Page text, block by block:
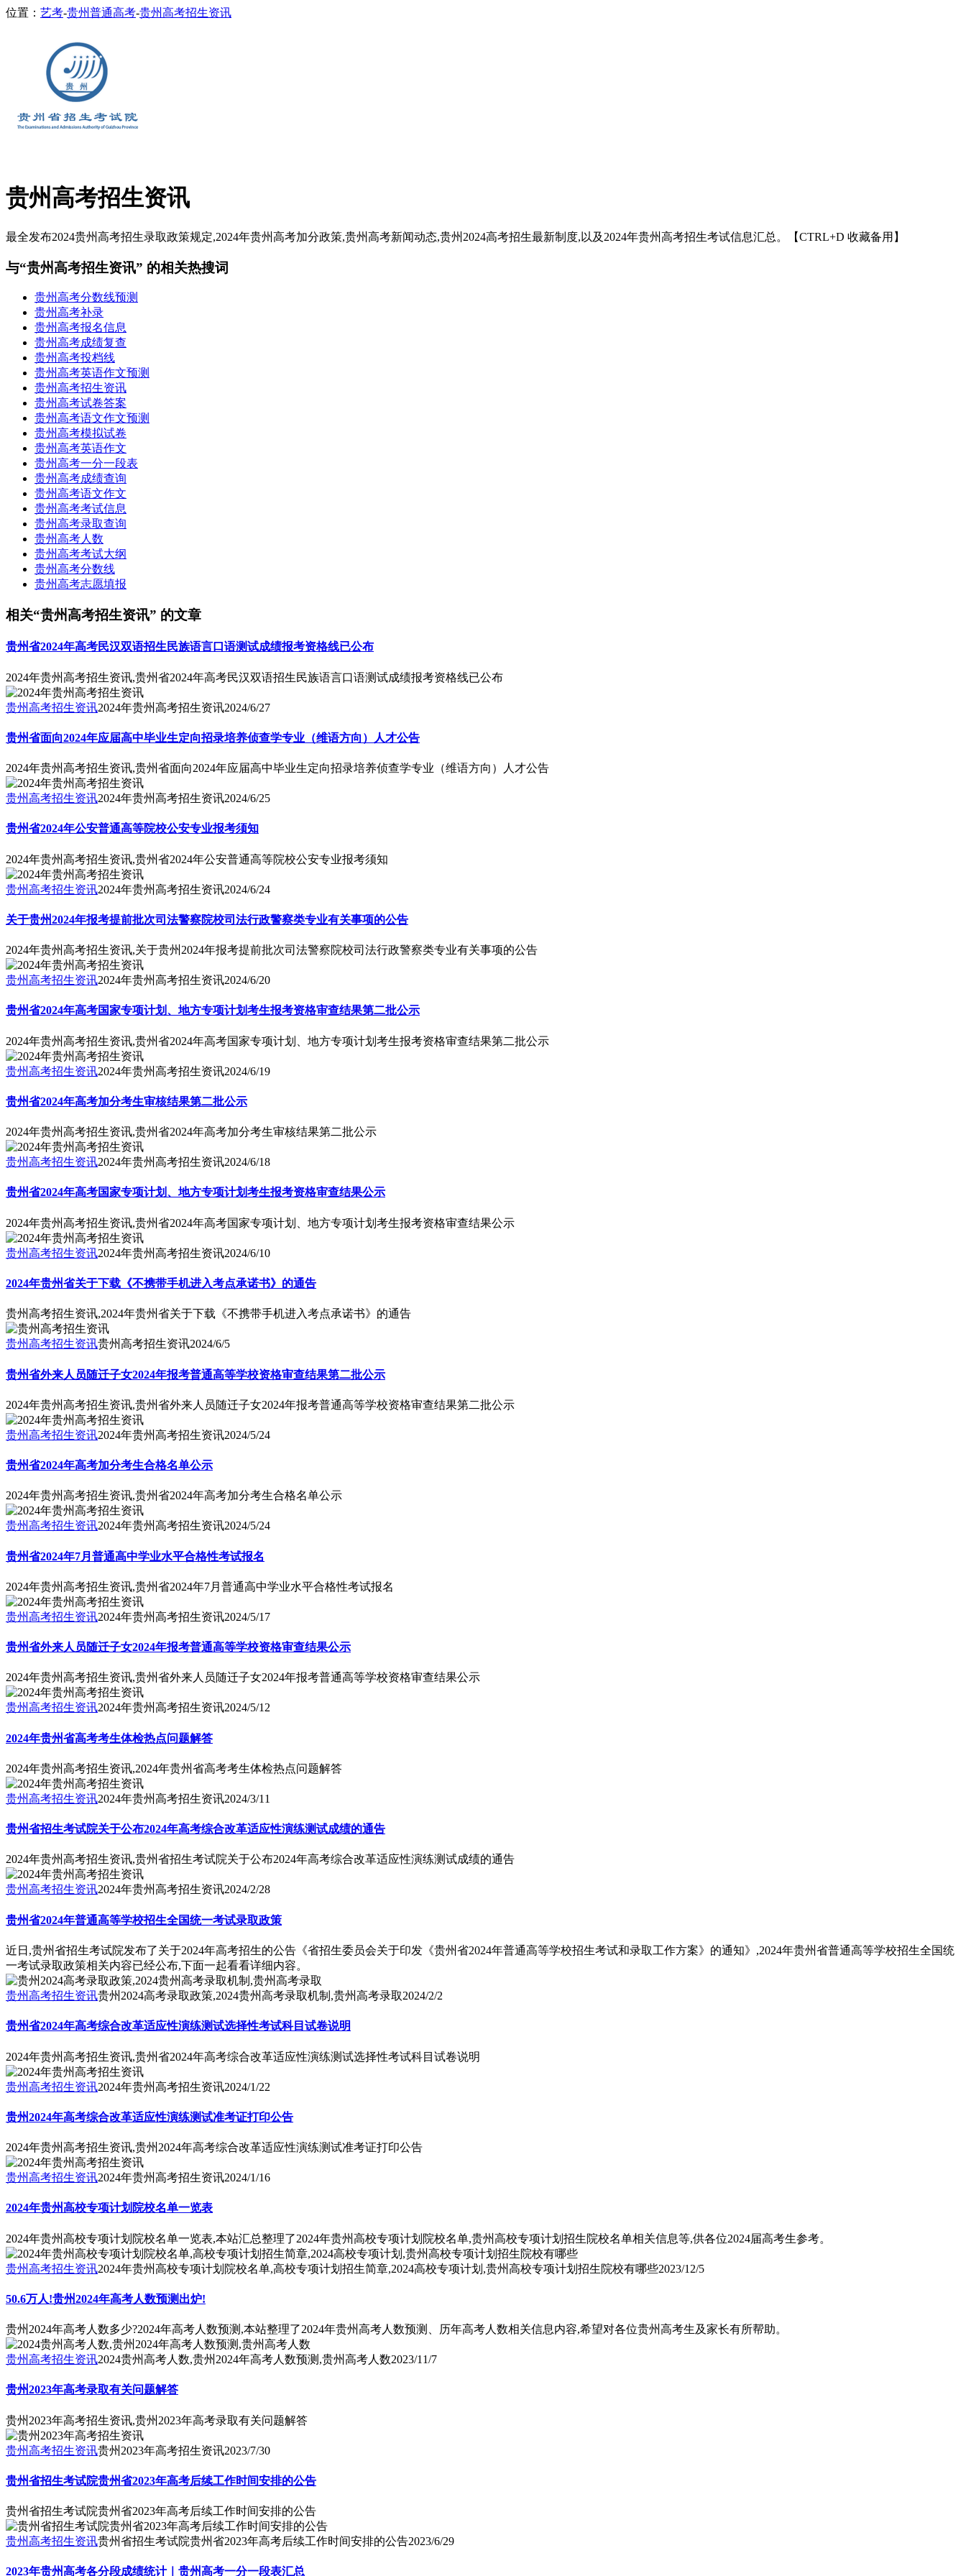
位置： 艺考-贵州普通高考-贵州高考招生资讯
贵州高考招生资讯
最全发布2024贵州高考招生录取政策规定,2024年贵州高考加分政策,贵州高考新闻动态,贵州2024高考招生最新制度,以及2024年贵州高考招生考试信息汇总。【CTRL+D 收藏备用】
与“贵州高考招生资讯” 的相关热搜词
贵州高考分数线预测
贵州高考补录
贵州高考报名信息
贵州高考成绩复查
贵州高考投档线
贵州高考英语作文预测
贵州高考招生资讯
贵州高考试卷答案
贵州高考语文作文预测
贵州高考模拟试卷
贵州高考英语作文
贵州高考一分一段表
贵州高考成绩查询
贵州高考语文作文
贵州高考考试信息
贵州高考录取查询
贵州高考人数
贵州高考考试大纲
贵州高考分数线
贵州高考志愿填报
相关“贵州高考招生资讯” 的文章
贵州省2024年高考民汉双语招生民族语言口语测试成绩报考资格线已公布
2024年贵州高考招生资讯,贵州省2024年高考民汉双语招生民族语言口语测试成绩报考资格线已公布
贵州高考招生资讯2024年贵州高考招生资讯2024/6/27
贵州省面向2024年应届高中毕业生定向招录培养侦查学专业（维语方向）人才公告
2024年贵州高考招生资讯,贵州省面向2024年应届高中毕业生定向招录培养侦查学专业（维语方向）人才公告
贵州高考招生资讯2024年贵州高考招生资讯2024/6/25
贵州省2024年公安普通高等院校公安专业报考须知
2024年贵州高考招生资讯,贵州省2024年公安普通高等院校公安专业报考须知
贵州高考招生资讯2024年贵州高考招生资讯2024/6/24
关于贵州2024年报考提前批次司法警察院校司法行政警察类专业有关事项的公告
2024年贵州高考招生资讯,关于贵州2024年报考提前批次司法警察院校司法行政警察类专业有关事项的公告
贵州高考招生资讯2024年贵州高考招生资讯2024/6/20
贵州省2024年高考国家专项计划、地方专项计划考生报考资格审查结果第二批公示
2024年贵州高考招生资讯,贵州省2024年高考国家专项计划、地方专项计划考生报考资格审查结果第二批公示
贵州高考招生资讯2024年贵州高考招生资讯2024/6/19
贵州省2024年高考加分考生审核结果第二批公示
2024年贵州高考招生资讯,贵州省2024年高考加分考生审核结果第二批公示
贵州高考招生资讯2024年贵州高考招生资讯2024/6/18
贵州省2024年高考国家专项计划、地方专项计划考生报考资格审查结果公示
2024年贵州高考招生资讯,贵州省2024年高考国家专项计划、地方专项计划考生报考资格审查结果公示
贵州高考招生资讯2024年贵州高考招生资讯2024/6/10
2024年贵州省关于下载《不携带手机进入考点承诺书》的通告
贵州高考招生资讯,2024年贵州省关于下载《不携带手机进入考点承诺书》的通告
贵州高考招生资讯贵州高考招生资讯2024/6/5
贵州省外来人员随迁子女2024年报考普通高等学校资格审查结果第二批公示
2024年贵州高考招生资讯,贵州省外来人员随迁子女2024年报考普通高等学校资格审查结果第二批公示
贵州高考招生资讯2024年贵州高考招生资讯2024/5/24
贵州省2024年高考加分考生合格名单公示
2024年贵州高考招生资讯,贵州省2024年高考加分考生合格名单公示
贵州高考招生资讯2024年贵州高考招生资讯2024/5/24
贵州省2024年7月普通高中学业水平合格性考试报名
2024年贵州高考招生资讯,贵州省2024年7月普通高中学业水平合格性考试报名
贵州高考招生资讯2024年贵州高考招生资讯2024/5/17
贵州省外来人员随迁子女2024年报考普通高等学校资格审查结果公示
2024年贵州高考招生资讯,贵州省外来人员随迁子女2024年报考普通高等学校资格审查结果公示
贵州高考招生资讯2024年贵州高考招生资讯2024/5/12
2024年贵州省高考考生体检热点问题解答
2024年贵州高考招生资讯,2024年贵州省高考考生体检热点问题解答
贵州高考招生资讯2024年贵州高考招生资讯2024/3/11
贵州省招生考试院关于公布2024年高考综合改革适应性演练测试成绩的通告
2024年贵州高考招生资讯,贵州省招生考试院关于公布2024年高考综合改革适应性演练测试成绩的通告
贵州高考招生资讯2024年贵州高考招生资讯2024/2/28
贵州省2024年普通高等学校招生全国统一考试录取政策
近日,贵州省招生考试院发布了关于2024年高考招生的公告《省招生委员会关于印发《贵州省2024年普通高等学校招生考试和录取工作方案》的通知》,2024年贵州省普通高等学校招生全国统
一考试录取政策相关内容已经公布,下面一起看看详细内容。
贵州高考招生资讯贵州2024高考录取政策,2024贵州高考录取机制,贵州高考录取2024/2/2
贵州省2024年高考综合改革适应性演练测试选择性考试科目试卷说明
2024年贵州高考招生资讯,贵州省2024年高考综合改革适应性演练测试选择性考试科目试卷说明
贵州高考招生资讯2024年贵州高考招生资讯2024/1/22
贵州2024年高考综合改革适应性演练测试准考证打印公告
2024年贵州高考招生资讯,贵州2024年高考综合改革适应性演练测试准考证打印公告
贵州高考招生资讯2024年贵州高考招生资讯2024/1/16
2024年贵州高校专项计划院校名单一览表
2024年贵州高校专项计划院校名单一览表,本站汇总整理了2024年贵州高校专项计划院校名单,贵州高校专项计划招生院校名单相关信息等,供各位2024届高考生参考。
贵州高考招生资讯2024年贵州高校专项计划院校名单,高校专项计划招生简章,2024高校专项计划,贵州高校专项计划招生院校有哪些2023/12/5
50.6万人!贵州2024年高考人数预测出炉!
贵州2024年高考人数多少?2024年高考人数预测,本站整理了2024年贵州高考人数预测、历年高考人数相关信息内容,希望对各位贵州高考生及家长有所帮助。
贵州高考招生资讯2024贵州高考人数,贵州2024年高考人数预测,贵州高考人数2023/11/7
贵州2023年高考录取有关问题解答
贵州2023年高考招生资讯,贵州2023年高考录取有关问题解答
贵州高考招生资讯贵州2023年高考招生资讯2023/7/30
贵州省招生考试院贵州省2023年高考后续工作时间安排的公告
贵州省招生考试院贵州省2023年高考后续工作时间安排的公告
贵州高考招生资讯贵州省招生考试院贵州省2023年高考后续工作时间安排的公告2023/6/29
2023年贵州高考各分段成绩统计｜贵州高考一分一段表汇总